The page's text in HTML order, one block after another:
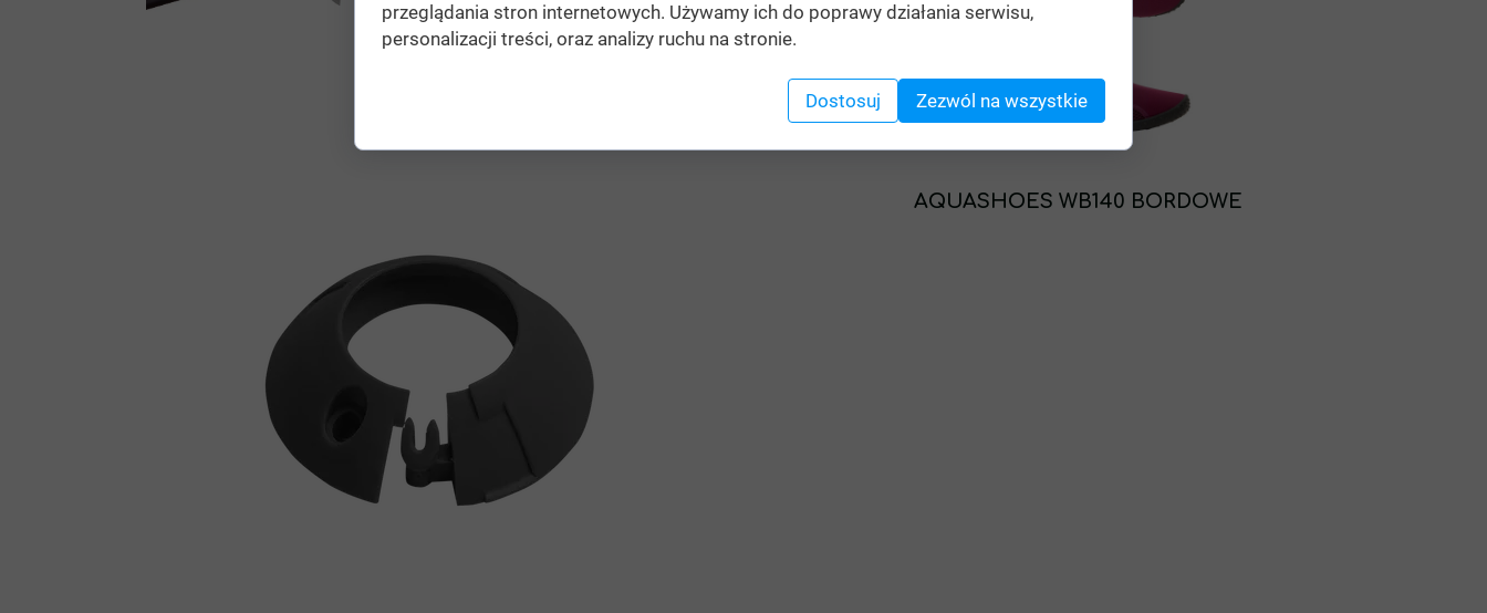
AQUASHOES WB140 BORDOWE
przeglądania stron internetowych. Używamy ich do poprawy działania serwisu,
personalizacji treści, oraz analizy ruchu na stronie.
Dostosuj Zezwól na wszystkie